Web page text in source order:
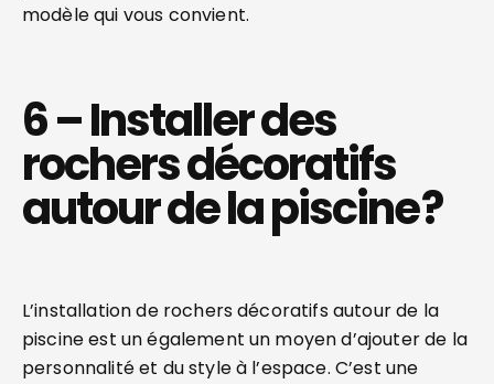
modèle qui vous convient.
6 – Installer des
rochers décoratifs
autour de la piscine ?
L’installation de rochers décoratifs autour de la
piscine est un également un moyen d’ajouter de la
personnalité et du style à l’espace. C’est une